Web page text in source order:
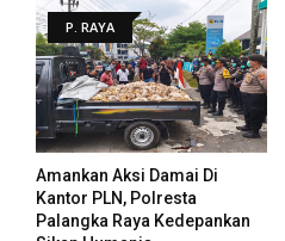
P. RAYA
Amankan Aksi Damai Di
Kantor PLN, Polresta
Palangka Raya Kedepankan